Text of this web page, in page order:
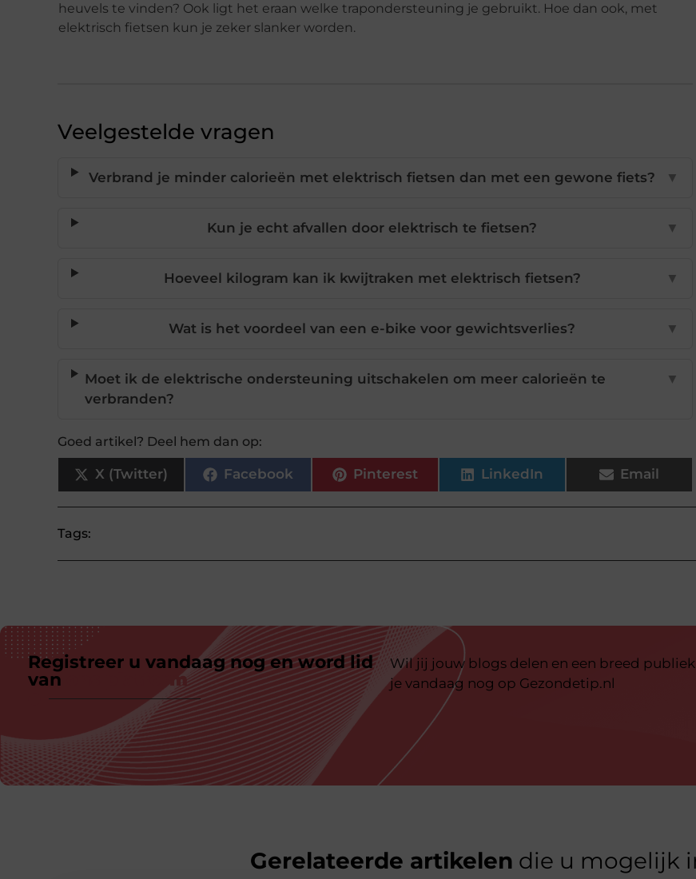
heuvels te vinden? Ook ligt het eraan welke trapondersteuning je gebruikt. Hoe dan ook, met
elektrisch fietsen kun je zeker slanker worden.
Veelgestelde vragen
Verbrand je minder calorieën met elektrisch fietsen dan met een gewone fiets? ▼
Kun je echt afvallen door elektrisch te fietsen? ▼
Hoeveel kilogram kan ik kwijtraken met elektrisch fietsen? ▼
Wat is het voordeel van een e-bike voor gewichtsverlies? ▼
Moet ik de elektrische ondersteuning uitschakelen om meer calorieën te
verbranden?
▼
Goed artikel? Deel hem dan op:
X (Twitter) Facebook Pinterest LinkedIn Email
Tags:
Registreer u vandaag nog en word lid
van
ons platform
Wil jij jouw blogs delen en een breed
je vandaag nog op Gezondetip.nl
Gerelateerde artikelen die u mogelijk